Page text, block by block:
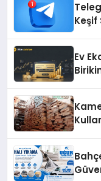
Keşif
Ev